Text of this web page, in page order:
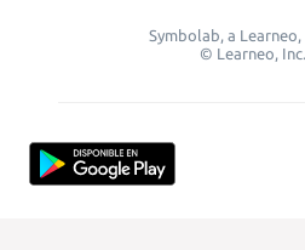
Symbolab, a Learneo,
© Learneo,